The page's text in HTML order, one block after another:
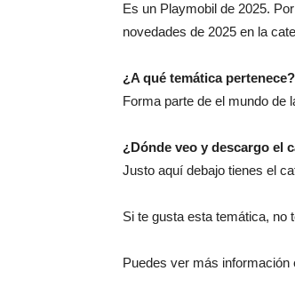
Es un Playmobil de 2025.
novedades de 2025 en la
¿A qué temática pertenece?
Forma parte de el mundo de
¿Dónde veo y descargo el
Justo aquí debajo tienes el
Si te gusta esta temática, no
Puedes ver más información